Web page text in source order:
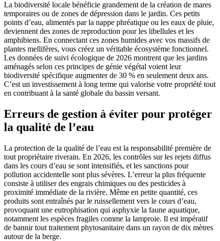
La biodiversité locale bénéficie grandement de la création de mares
temporaires ou de zones de dépression dans le jardin. Ces petits
points d’eau, alimentés par la nappe phréatique ou les eaux de pluie,
deviennent des zones de reproduction pour les libellules et les
amphibiens. En connectant ces zones humides avec vos massifs de
plantes mellifères, vous créez un véritable écosystème fonctionnel.
Les données de suivi écologique de 2026 montrent que les jardins
aménagés selon ces principes de génie végétal voient leur
biodiversité spécifique augmenter de 30 % en seulement deux ans.
C’est un investissement à long terme qui valorise votre propriété tout
en contribuant à la santé globale du bassin versant.
Erreurs de gestion à éviter pour protéger
la qualité de l’eau
La protection de la qualité de l’eau est la responsabilité première de
tout propriétaire riverain. En 2026, les contrôles sur les rejets diffus
dans les cours d’eau se sont intensifiés, et les sanctions pour
pollution accidentelle sont plus sévères. L’erreur la plus fréquente
consiste à utiliser des engrais chimiques ou des pesticides à
proximité immédiate de la rivière. Même en petite quantité, ces
produits sont entraînés par le ruissellement vers le cours d’eau,
provoquant une eutrophisation qui asphyxie la faune aquatique,
notamment les espèces fragiles comme la lamproie. Il est impératif
de bannir tout traitement phytosanitaire dans un rayon de dix mètres
autour de la berge.